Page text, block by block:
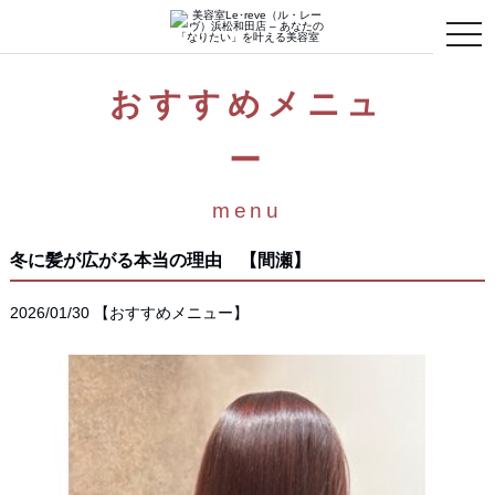
toggle
おすすめメニュ
ー
menu
冬に髪が広がる本当の理由 【間瀬】
2026/01/30 【おすすめメニュー】